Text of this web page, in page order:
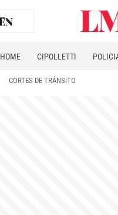
HOME CIPOLLETTI
CORTES DE TRÁNSITO